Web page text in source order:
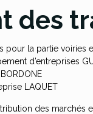
des
pour la partie voiries
d’entreprises
LAQUET
des marchés